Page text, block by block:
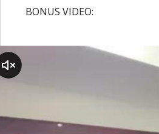
BONUS VIDEO: